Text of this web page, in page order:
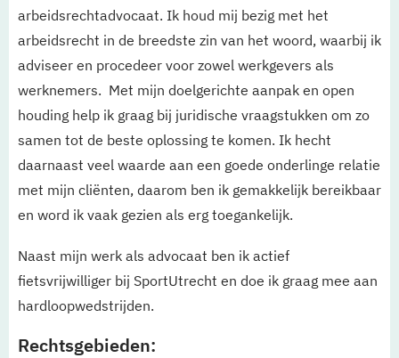
arbeidsrechtadvocaat. Ik houd mij bezig met het
arbeidsrecht in de breedste zin van het woord, waarbij ik
adviseer en procedeer voor zowel werkgevers als
werknemers. Met mijn doelgerichte aanpak en open
houding help ik graag bij juridische vraagstukken om zo
samen tot de beste oplossing te komen. Ik hecht
daarnaast veel waarde aan een goede onderlinge relatie
met mijn cliënten, daarom ben ik gemakkelijk bereikbaar
en word ik vaak gezien als erg toegankelijk.
Naast mijn werk als advocaat ben ik actief
fietsvrijwilliger bij SportUtrecht en doe ik graag mee aan
hardloopwedstrijden.
Rechtsgebieden: